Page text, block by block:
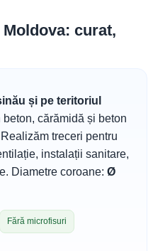
curat,
și pe teritoriul
cărămidă și beton
treceri pentru
instalații sanitare,
Diametre coroane: Ø
Fără microfisuri